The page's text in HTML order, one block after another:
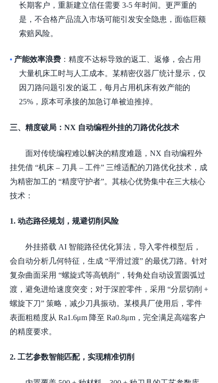
长期客户，重新建立信任需要 3-5 年时间。更严重的
是，不合格产品流入市场可能引发安全隐患，面临巨额
索赔风险。
• 产能效率浪费 ：精度不达标导致的返工、返修，会占用
大量机床工时与人工成本。某精密仪器厂统计显示，仅
因刀路问题引发的返工，每月占用机床有效产能的
25%，原本可承接的加急订单被迫推掉。
三、精度破局： NX 自动编程外挂的刀路优化技术
面对传统编程难以解决的精度难题， NX 自动编程外
挂凭借 “机床 – 刀具 – 工件” 三维适配的刀路优化技术，成
为精密加工的 “精度守护者”。其核心优势集中在三大核心
技术：
1. 动态路径规划，规避切削风险
外挂搭载 AI 智能路径优化算法，导入零件模型后，
会自动分析几何特征，生成 “平滑过渡” 的最优刀路。针对
复杂曲面采用 “螺旋式等高铣削”，转角处自动设置圆弧过
渡，避免进给速度突变；对于深腔零件，采用 “分层切削 +
螺旋下刀” 策略，减少刀具振动。某模具厂使用后，零件
表面粗糙度从 Ra1.6μm 降至 Ra0.8μm，完全满足高端客户
的精度要求。
2. 工艺参数智能匹配，实现精准切削